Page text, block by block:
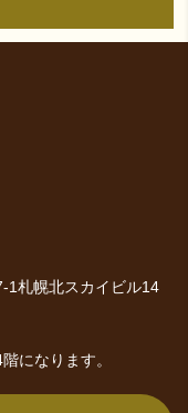
1札幌北スカイビル14
になります。